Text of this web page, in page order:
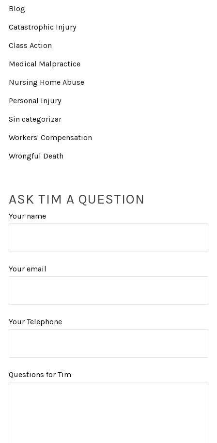
Blog
Catastrophic Injury
Class Action
Medical Malpractice
Nursing Home Abuse
Personal Injury
Sin categorizar
Workers' Compensation
Wrongful Death
ASK TIM A QUESTION
Your name
Your email
Your Telephone
Questions for Tim